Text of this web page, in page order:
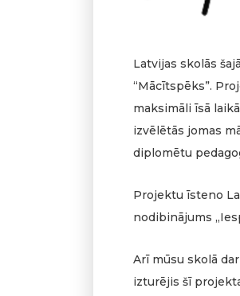
Latvijas skolās
“Mācītspēks”.
maksimāli īsā
izvēlētās jomas
diplomētu
Projektu īsteno
nodibinājums
Arī mūsu skolā
izturējis šī